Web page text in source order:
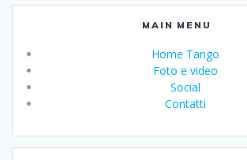
MAIN MENU
Home Tango
Foto e video
Social
Contatti